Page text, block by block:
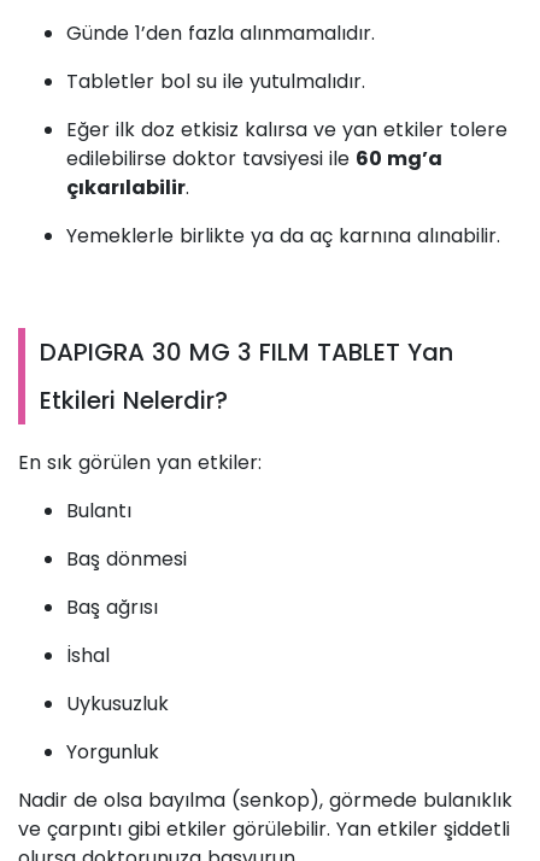
Günde 1’den fazla alınmamalıdır.
Tabletler bol su ile yutulmalıdır.
Eğer ilk doz etkisiz kalırsa ve yan etkiler tolere
edilebilirse doktor tavsiyesi ile 60 mg’a
çıkarılabilir.
Yemeklerle birlikte ya da aç karnına alınabilir.
DAPIGRA 30 MG 3 FILM TABLET Yan
Etkileri Nelerdir?
En sık görülen yan etkiler:
Bulantı
Baş dönmesi
Baş ağrısı
İshal
Uykusuzluk
Yorgunluk
Nadir de olsa bayılma (senkop), görmede bulanıklık
ve çarpıntı gibi etkiler görülebilir. Yan etkiler şiddetli